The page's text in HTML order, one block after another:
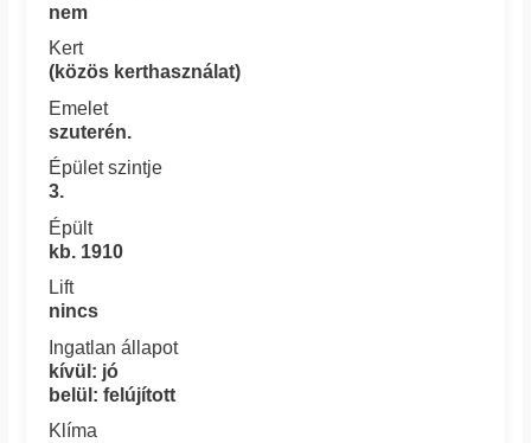
nem
Kert
(közös kerthasználat)
Emelet
szuterén.
Épület szintje
3.
Épült
kb. 1910
Lift
nincs
Ingatlan állapot
kívül: jó
belül: felújított
Klíma